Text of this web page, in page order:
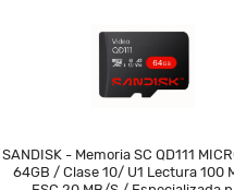
SANDISK - Memoria SC QD111
64GB / Clase 10/ U1 Lectura 100